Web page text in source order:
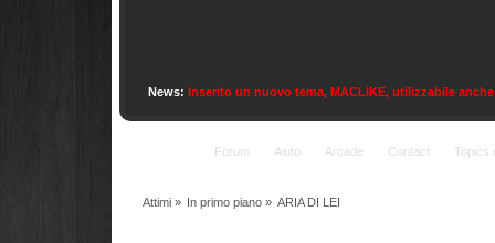
News: Inserito un nuovo tema, MACLIKE, utilizzabile
Forum Aiuto Arcade Contact Topics
Attimi» In primo piano » ARIA DI LEI